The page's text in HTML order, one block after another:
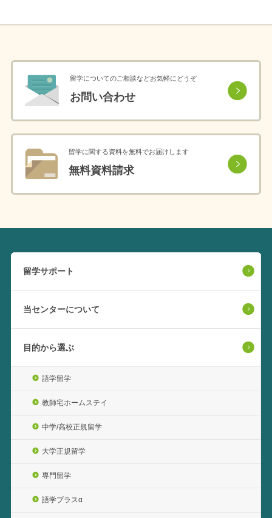
留学についてのご相談などお気軽にどうぞ
お問い合わせ
留学に関する資料を無料でお届けします
無料資料請求
留学サポート
当センターについて
目的から選ぶ
語学留学
教師宅ホームステイ
中学/高校正規留学
大学正規留学
専門留学
語学プラスα